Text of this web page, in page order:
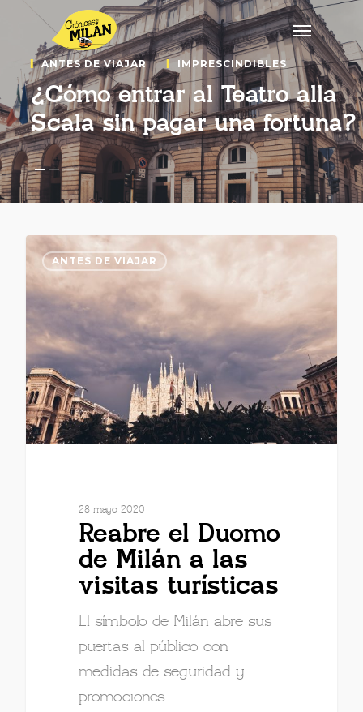
ANTES DE VIAJAR IMPRESCINDIBLES
¿Cómo entrar al Teatro alla
Scala sin pagar una fortuna?
ANTES DE VIAJAR
28 mayo 2020
Reabre el Duomo
de Milán a las
visitas turísticas
El símbolo de Milán abre sus
puertas al público con
medidas de seguridad y
promociones…